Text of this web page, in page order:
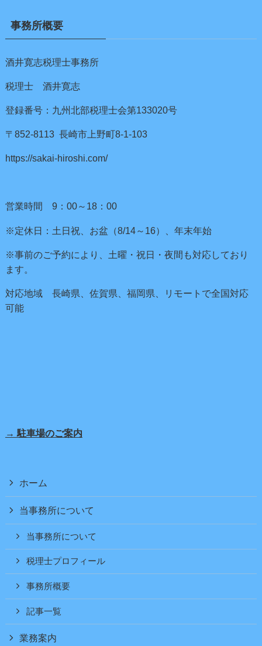
事務所概要
酒井寛志税理士事務所
税理士 酒井寛志
登録番号：九州北部税理士会第133020号
〒852-8113 長崎市上野町8-1-103
https://sakai-hiroshi.com/
営業時間 9：00～18：00
※定休日：土日祝、お盆（8/14～16）、年末年始
※事前のご予約により、土曜・祝日・夜間も対応しており
ます。
対応地域 長崎県、佐賀県、福岡県、リモートで全国対応
可能
→ 駐車場のご案内
ホーム
当事務所について
当事務所について
税理士プロフィール
事務所概要
記事一覧
業務案内